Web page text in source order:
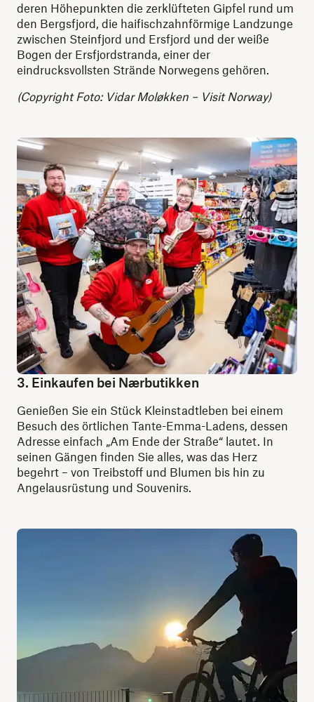
deren Höhepunkten die zerklüfteten Gipfel rund um
den Bergsfjord, die haifischzahnförmige Landzunge
zwischen Steinfjord und Ersfjord und der weiße
Bogen der Ersfjordstranda, einer der
eindrucksvollsten Strände Norwegens gehören.
(Copyright Foto: Vidar Moløkken – Visit Norway)
3. Einkaufen bei Nærbutikken
Genießen Sie ein Stück Kleinstadtleben bei einem
Besuch des örtlichen Tante-Emma-Ladens, dessen
Adresse einfach „Am Ende der Straße“ lautet. In
seinen Gängen finden Sie alles, was das Herz
begehrt – von Treibstoff und Blumen bis hin zu
Angelausrüstung und Souvenirs.